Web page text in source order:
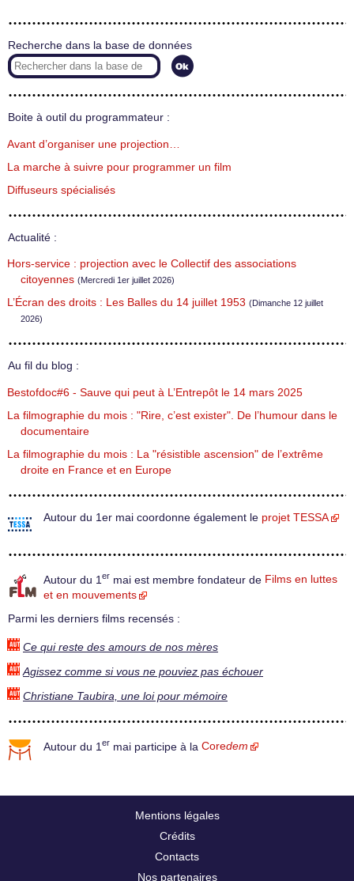
Recherche dans la base de données
Boite à outil du programmateur :
Avant d’organiser une projection…
La marche à suivre pour programmer un film
Diffuseurs spécialisés
Actualité :
Hors-service : projection avec le Collectif des associations
citoyennes (Mercredi 1er juillet 2026)
L’Écran des droits : Les Balles du 14 juillet 1953 (Dimanche 12 juillet
2026)
Au fil du blog :
Bestofdoc#6 - Sauve qui peut à L’Entrepôt le 14 mars 2025
La filmographie du mois : "Rire, c’est exister". De l’humour dans le
documentaire
La filmographie du mois : La "résistible ascension" de l’extrême
droite en France et en Europe
Autour du 1er mai coordonne également le projet TESSA
Autour du 1 er mai est membre fondateur de Films en luttes
et en mouvements
Parmi les derniers films recensés :
Ce qui reste des amours de nos mères
Agissez comme si vous ne pouviez pas échouer
Christiane Taubira, une loi pour mémoire
Autour du 1 er mai participe à la Coredem
Mentions légales
Crédits
Contacts
Nos partenaires